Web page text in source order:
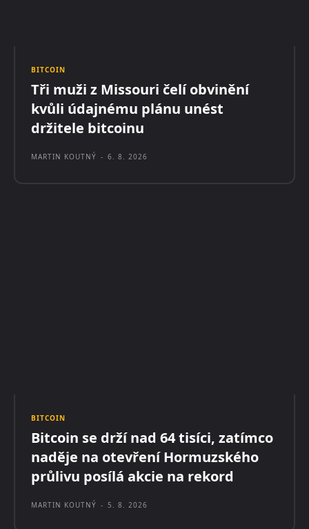
BITCOIN
Tři muži z Missouri čelí obvinění
kvůli údajnému plánu unést
držitele bitcoinu
MARTIN KOUTNÝ - 6. 8. 2026
BITCOIN
Bitcoin se drží nad 64 tisíci, zatímco
naděje na otevření Hormuzského
průlivu posílá akcie na rekord
MARTIN KOUTNÝ - 5. 8. 2026